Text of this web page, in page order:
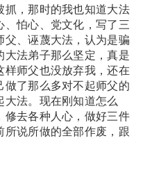
，那时的我也知道大法
怕心、党文化，写了三
、诬蔑大法，认为是骗
法弟子那么坚定，真是
师父也没放弃我，还在
了那么多对不起师父的
法。现在刚知道怎么
去各种人心，做好三件
说所做的全部作废，跟